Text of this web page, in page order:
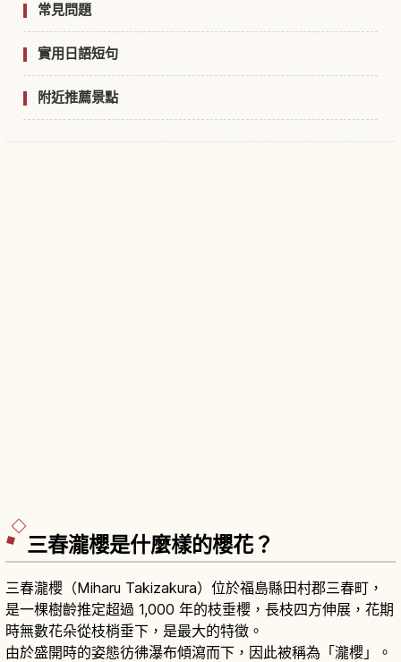
常見問題
實用日語短句
附近推薦景點
三春瀧櫻是什麼樣的櫻花？
三春瀧櫻（Miharu Takizakura）位於福島縣田村郡三春町，
是一棵樹齡推定超過 1,000 年的枝垂櫻，長枝四方伸展，花期
時無數花朵從枝梢垂下，是最大的特徵。
由於盛開時的姿態彷彿瀑布傾瀉而下，因此被稱為「瀧櫻」。